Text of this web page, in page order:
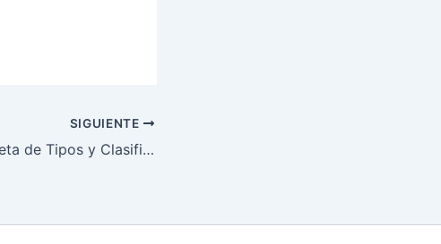
SIGUIENTE
Guía Completa de Tipos y Clasificación de Patinetas: Encuentra la Ideal para Ti